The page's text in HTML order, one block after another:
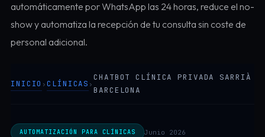
automáticamente por WhatsApp las 24 horas, reduce el no-
show y automatiza la recepción de tu consulta sin coste de
personal adicional.
INICIO ›CLÍNICAS ›
CHATBOT CLÍNICA PRIVADA SARRIÀ
BARCELONA
AUTOMATIZACIÓN PARA CLÍNICAS
Junio 2026